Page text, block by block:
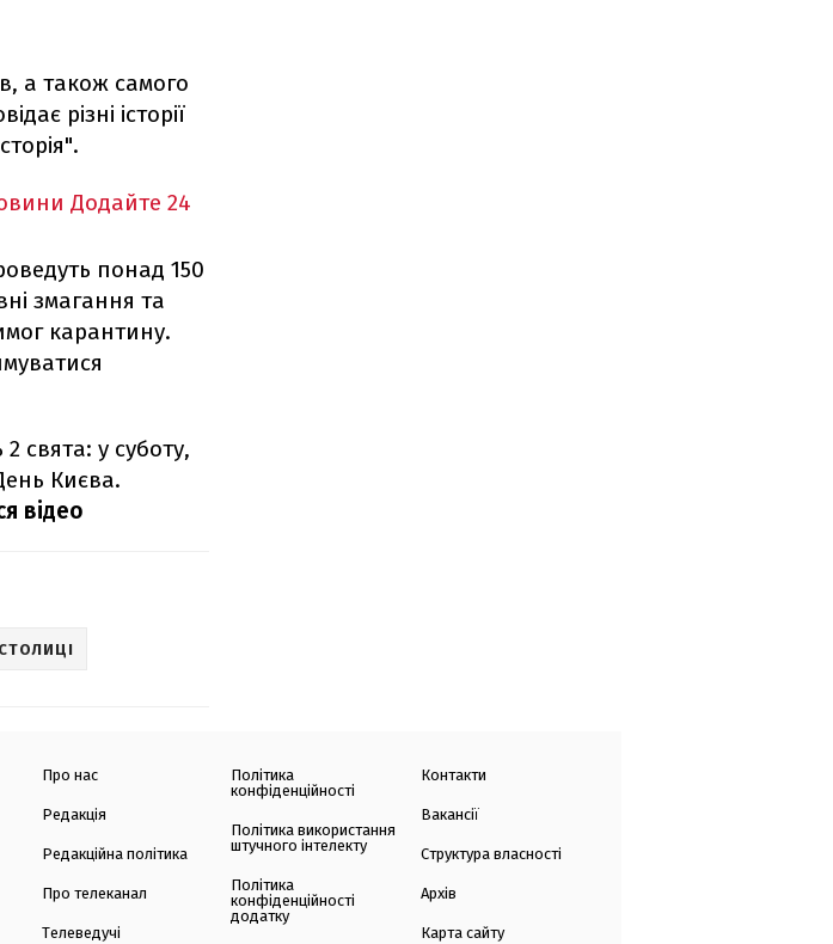
а також самого
різні історії
Додайте 24
понад 150
змагання та
карантину.
свята: у суботу,
Києва.
відео
Про нас
Редакція
Редакційна політика
Про телеканал
Телеведучі
Політика
конфіденційності
Політика використання
штучного інтелекту
Політика
конфіденційності
додатку
Контакти
Вакансії
Структура власності
Архів
Карта сайту